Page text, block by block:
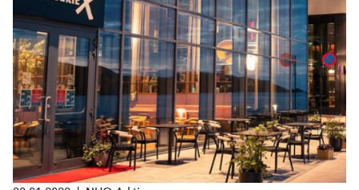
månedens bedrift i januar.